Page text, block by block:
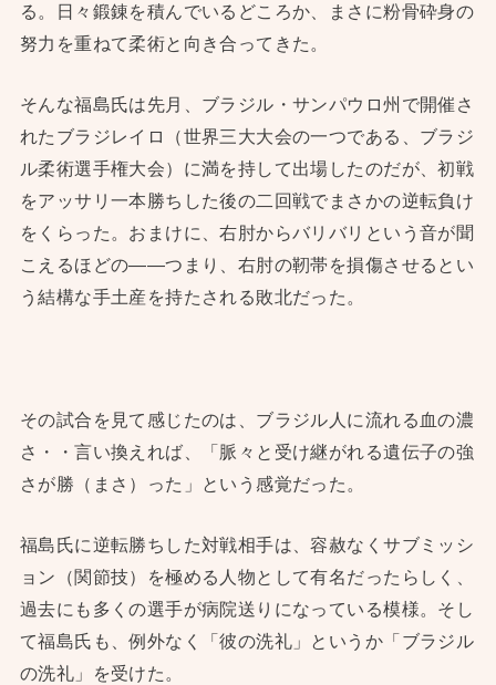
る。日々鍛錬を積んでいるどころか、まさに粉骨砕身の
努力を重ねて柔術と向き合ってきた。
そんな福島氏は先月、ブラジル・サンパウロ州で開催さ
れたブラジレイロ（世界三大大会の一つである、ブラジ
ル柔術選手権大会）に満を持して出場したのだが、初戦
をアッサリ一本勝ちした後の二回戦でまさかの逆転負け
をくらった。おまけに、右肘からバリバリという音が聞
こえるほどの——つまり、右肘の靭帯を損傷させるとい
う結構な手土産を持たされる敗北だった。
その試合を見て感じたのは、ブラジル人に流れる血の濃
さ・・言い換えれば、「脈々と受け継がれる遺伝子の強
さが勝（まさ）った」という感覚だった。
福島氏に逆転勝ちした対戦相手は、容赦なくサブミッシ
ョン（関節技）を極める人物として有名だったらしく、
過去にも多くの選手が病院送りになっている模様。そし
て福島氏も、例外なく「彼の洗礼」というか「ブラジル
の洗礼」を受けた。